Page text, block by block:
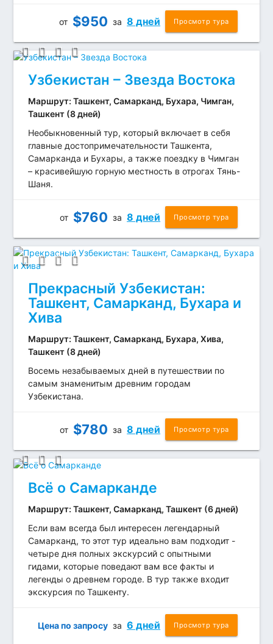
от $950 за 8 дней Просмотр тура
Узбекистан – Звезда Востока
Маршрут: Ташкент, Самарканд, Бухара, Чимган,
Ташкент (8 дней)
Необыкновенный тур, который включает в себя
главные достопримечательности Ташкента,
Самарканда и Бухары, а также поездку в Чимган
– красивейшую горную местность в отрогах Тянь-
Шаня.
от $760 за 8 дней Просмотр тура
Прекрасный Узбекистан:
Ташкент, Самарканд, Бухара и
Хива
Маршрут: Ташкент, Самарканд, Бухара, Хива,
Ташкент (8 дней)
Восемь незабываемых дней в путешествии по
самым знаменитым древним городам
Узбекистана.
от $780 за 8 дней Просмотр тура
Всё о Самарканде
Маршрут: Ташкент, Самарканд, Ташкент (6 дней)
Если вам всегда был интересен легендарный
Самарканд, то этот тур идеально вам подходит -
четыре дня полных экскурсий с опытными
гидами, которые поведают вам все факты и
легенды о древнем городе. В тур также входит
экскурсия по Ташкенту.
Цена по запросу за 6 дней Просмотр тура